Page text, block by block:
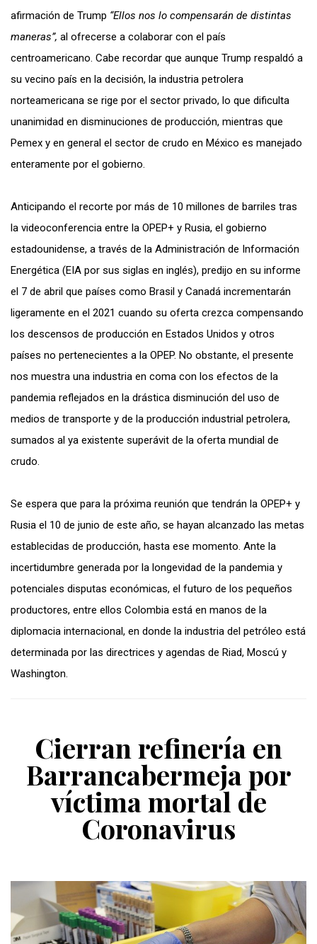
afirmación de Trump “Ellos nos lo compensarán de distintas
maneras”, al ofrecerse a colaborar con el país
centroamericano. Cabe recordar que aunque Trump respaldó a
su vecino país en la decisión, la industria petrolera
norteamericana se rige por el sector privado, lo que dificulta
unanimidad en disminuciones de producción, mientras que
Pemex y en general el sector de crudo en México es manejado
enteramente por el gobierno.
Anticipando el recorte por más de 10 millones de barriles tras
la videoconferencia entre la OPEP+ y Rusia, el gobierno
estadounidense, a través de la Administración de Información
Energética (EIA por sus siglas en inglés), predijo en su informe
el 7 de abril que países como Brasil y Canadá incrementarán
ligeramente en el 2021 cuando su oferta crezca compensando
los descensos de producción en Estados Unidos y otros
países no pertenecientes a la OPEP. No obstante, el presente
nos muestra una industria en coma con los efectos de la
pandemia reflejados en la drástica disminución del uso de
medios de transporte y de la producción industrial petrolera,
sumados al ya existente superávit de la oferta mundial de
crudo.
Se espera que para la próxima reunión que tendrán la OPEP+ y
Rusia el 10 de junio de este año, se hayan alcanzado las metas
establecidas de producción, hasta ese momento. Ante la
incertidumbre generada por la longevidad de la pandemia y
potenciales disputas económicas, el futuro de los pequeños
productores, entre ellos Colombia está en manos de la
diplomacia internacional, en donde la industria del petróleo está
determinada por las directrices y agendas de Riad, Moscú y
Washington.
Cierran refinería en
Barrancabermeja por
víctima mortal de
Coronavirus